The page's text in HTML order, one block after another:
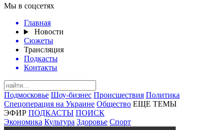
Мы в соцсетях
Главная
Новости
Сюжеты
Трансляция
Подкасты
Контакты
Подмосковье Шоу-бизнес Происшествия Политика
Спецоперация на Украине Общество ЕЩЕ ТЕМЫ
ЭФИР ПОДКАСТЫ ПОИСК
Экономика Культура Здоровье Спорт